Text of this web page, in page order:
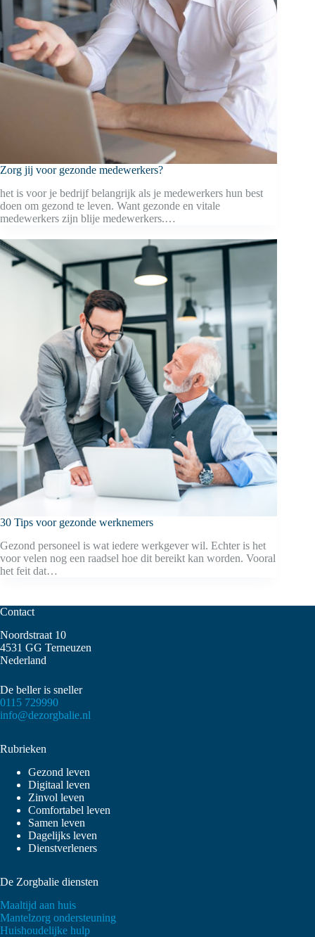
Zorg jij voor gezonde medewerkers?
het is voor je bedrijf belangrijk als je medewerkers hun best
doen om gezond te leven. Want gezonde en vitale
medewerkers zijn blije medewerkers.…
30 Tips voor gezonde werknemers
Gezond personeel is wat iedere werkgever wil. Echter is het
voor velen nog een raadsel hoe dit bereikt kan worden. Vooral
het feit dat…
Contact
Noordstraat 10
4531 GG Terneuzen
Nederland
De beller is sneller
0115 729990
info@dezorgbalie.nl
Rubrieken
Gezond leven
Digitaal leven
Zinvol leven
Comfortabel leven
Samen leven
Dagelijks leven
Dienstverleners
De Zorgbalie diensten
Maaltijd aan huis
Mantelzorg ondersteuning
Huishoudelijke hulp